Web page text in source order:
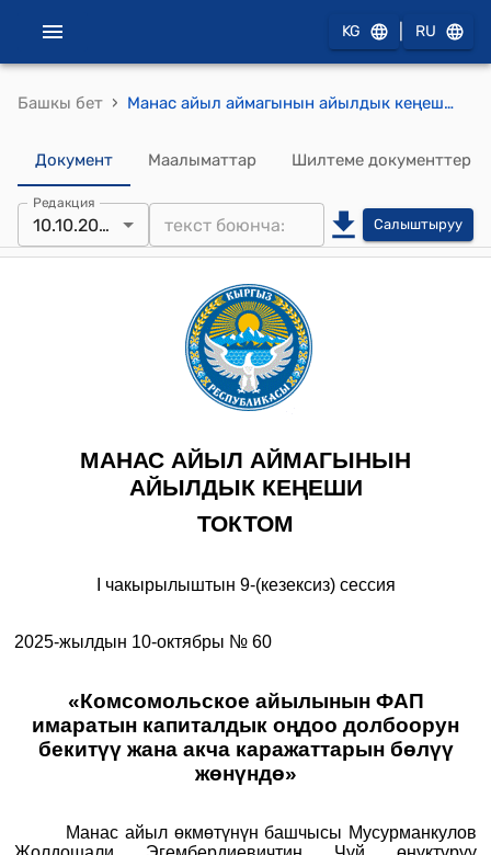
KG RU
Башкы бет › Манас айыл аймагынын айылдык кеңешинин 2025-жылдын 10-октябрындагы № 60 «Комсомольское айылынын ФАП имаратын капиталдык оңдоо долбоорун бекитүү жана акча каражаттарын бөлүү жөнүндө» токтому
Документ Маалыматтар Шилтеме документтер
Редакция
10.10.2025 Салыштыруу